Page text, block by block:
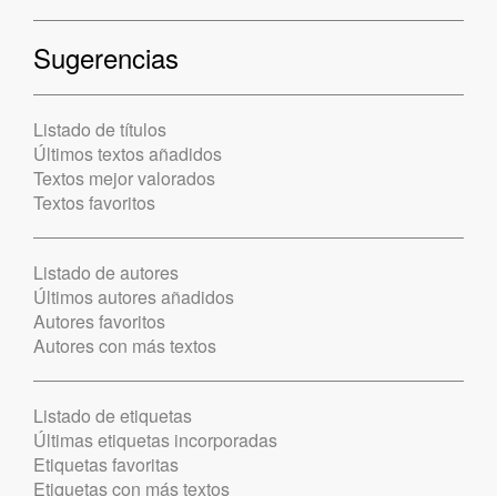
Sugerencias
Listado de títulos
Últimos textos añadidos
Textos mejor valorados
Textos favoritos
Listado de autores
Últimos autores añadidos
Autores favoritos
Autores con más textos
Listado de etiquetas
Últimas etiquetas incorporadas
Etiquetas favoritas
Etiquetas con más textos